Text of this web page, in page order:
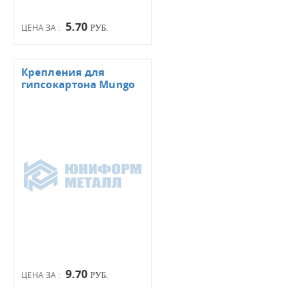
ЦЕНА ЗА : 5.70 РУБ.
ЦЕНА ЗА : 9.70 РУБ.
Крепления для
гипсокартона Mungo